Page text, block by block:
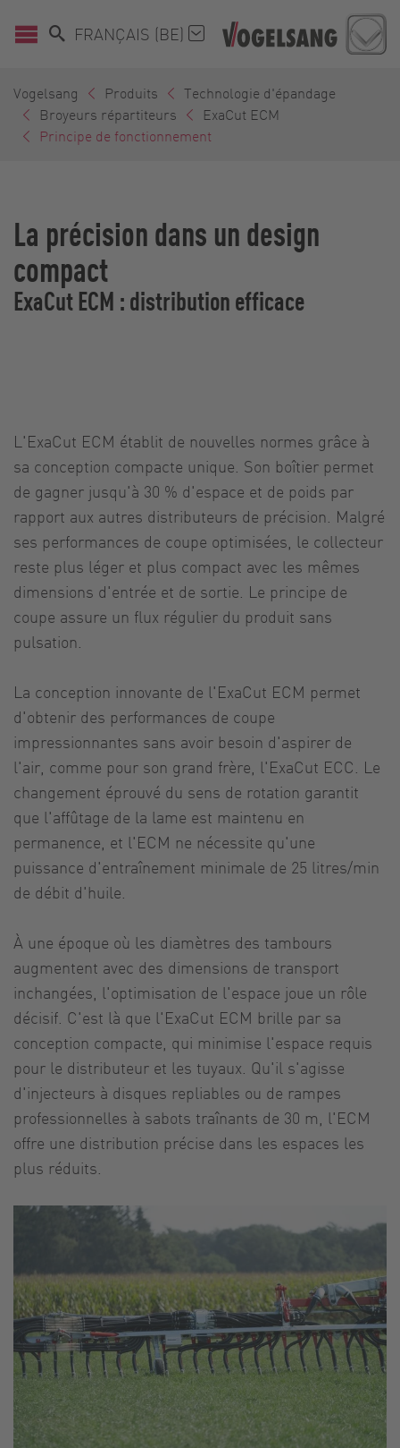
FRANÇAIS (BE)
Vogelsang Produits
Technologie d'épandage
Broyeurs répartiteurs
ExaCut ECM
Principe de fonctionnement
La précision dans un design
compact
ExaCut ECM : distribution efficace
L'ExaCut ECM établit de nouvelles normes grâce à
sa conception compacte unique. Son boîtier permet
de gagner jusqu'à 30 % d'espace et de poids par
rapport aux autres distributeurs de précision. Malgré
ses performances de coupe optimisées, le collecteur
reste plus léger et plus compact avec les mêmes
dimensions d'entrée et de sortie. Le principe de
coupe assure un flux régulier du produit sans
pulsation.
La conception innovante de l'ExaCut ECM permet
d'obtenir des performances de coupe
impressionnantes sans avoir besoin d'aspirer de
l'air, comme pour son grand frère, l'ExaCut ECC. Le
changement éprouvé du sens de rotation garantit
que l'affûtage de la lame est maintenu en
permanence, et l'ECM ne nécessite qu'une
puissance d'entraînement minimale de 25 litres/min
de débit d'huile.
À une époque où les diamètres des tambours
augmentent avec des dimensions de transport
inchangées, l'optimisation de l'espace joue un rôle
décisif. C'est là que l'ExaCut ECM brille par sa
conception compacte, qui minimise l'espace requis
pour le distributeur et les tuyaux. Qu'il s'agisse
d'injecteurs à disques repliables ou de rampes
professionnelles à sabots traînants de 30 m, l'ECM
offre une distribution précise dans les espaces les
plus réduits.